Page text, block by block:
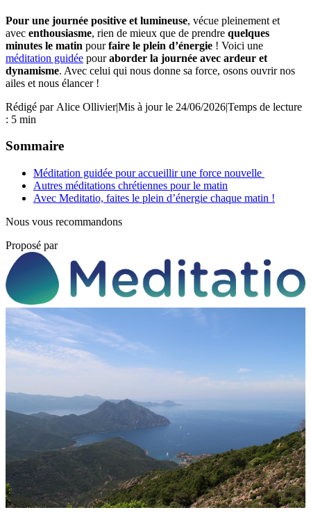
Pour une journée positive et lumineuse, vécue pleinement et
avec enthousiasme, rien de mieux que de prendre quelques
minutes le matin pourfaire le plein d’énergie ! Voici une
méditation guidée pouraborder la journée avec ardeur et
dynamisme. Avec celui qui nous donne sa force, osons ouvrir nos
ailes et nous élancer !
Rédigé par Alice Ollivier|Mis à jour le 24/06/2026|Temps de lecture
: 5 min
Sommaire
Méditation guidée pour accueillir une force nouvelle
Autres méditations chrétiennes pour le matin
Avec Meditatio, faites le plein d’énergie chaque matin !
Nous vous recommandons
Proposé par